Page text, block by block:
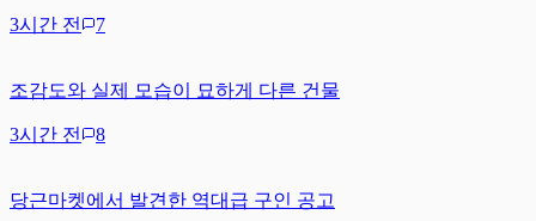
3시간 전 7
조감도와 실제 모습이 묘하게 다른 건물
3시간 전 8
당근마켓에서 발견한 역대급 구인 공고